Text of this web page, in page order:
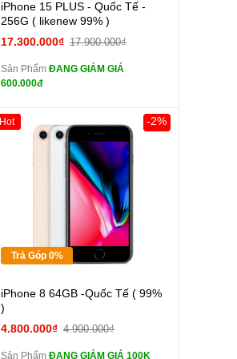
màn
tai nghe iPhone 6S
Pin dự phòng và
các Phụ Kiện Khác
iPhone 15 PLUS - Quốc Tế -
256G ( likenew 99% )
17.300.000₫ 17.900.000₫
Sản PhẩmĐANG GIẢM GIÁ
600.000đ
Trả Góp 0%
Giảm 100.000đ
Khách Hàng
Thân Thiết
Tặng
Cường lực 10D full
màn
tai nghe iPhone 6S
iPhone 8 64GB -Quốc Tế ( 99%
)
4.800.000₫ 4.900.000₫
-2%
Sản PhẩmĐANG GIẢM GIÁ 100K
Hot